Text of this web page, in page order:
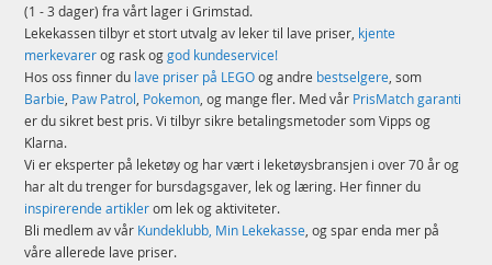
(1 - 3 dager) fra vårt lager i Grimstad.
Lekekassen tilbyr et stort utvalg av leker til lave priser, kjente
merkevarerog rask oggod kundeservice!
Hos oss finner du lave priser på LEGOog andre bestselgere, som
Barbie, Paw Patrol, Pokemon, og mange fler. Med vår PrisMatch garanti
er du sikret best pris. Vi tilbyr sikre betalingsmetoder som Vipps og
Klarna.
Vi er eksperter på leketøy og har vært i leketøysbransjen i over 70 år og
har alt du trenger for bursdagsgaver, lek og læring. Her finner du
inspirerende artiklerom lek og aktiviteter.
Bli medlem av vår Kundeklubb, Min Lekekasse, og spar enda mer på
våre allerede lave priser.